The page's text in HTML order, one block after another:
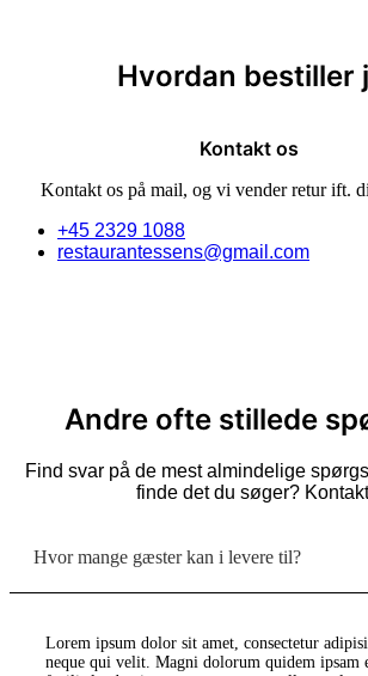
Hvordan bestiller
Kontakt os
Kontakt os på mail, og vi vender retur ift.
+45 2329 1088
restaurantessens@gmail.com
Andre ofte stillede
Find svar på de mest almindelige
finde det du søger?
Hvor mange gæster kan i levere til?
Lorem ipsum dolor sit amet, consectetur
neque qui velit. Magni dolorum quidem ipsam